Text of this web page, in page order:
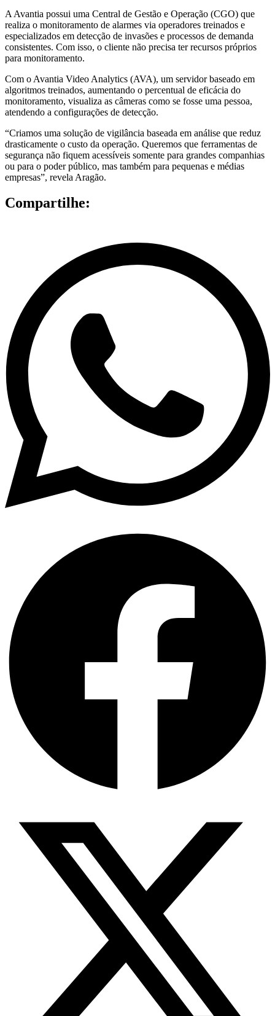
A Avantia possui uma Central de Gestão e Operação (CGO) que
realiza o monitoramento de alarmes via operadores treinados e
especializados em detecção de invasões e processos de demanda
consistentes. Com isso, o cliente não precisa ter recursos próprios
para monitoramento.
Com o Avantia Video Analytics (AVA), um servidor baseado em
algoritmos treinados, aumentando o percentual de eficácia do
monitoramento, visualiza as câmeras como se fosse uma pessoa,
atendendo a configurações de detecção.
“Criamos uma solução de vigilância baseada em análise que reduz
drasticamente o custo da operação. Queremos que ferramentas de
segurança não fiquem acessíveis somente para grandes companhias
ou para o poder público, mas também para pequenas e médias
empresas”, revela Aragão.
Compartilhe: